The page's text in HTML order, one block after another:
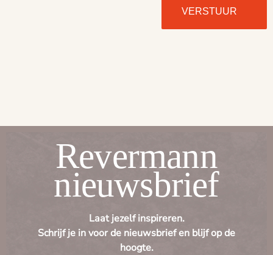
VERSTUUR
Revermann
nieuwsbrief
Laat jezelf inspireren.
Schrijf je in voor de nieuwsbrief en blijf op de
hoogte.